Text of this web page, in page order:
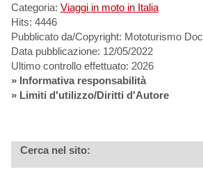
Categoria: Viaggi in moto in Italia
Hits: 4446
Pubblicato da/Copyright: Mototurismo Doc
Data pubblicazione: 12/05/2022
Ultimo controllo effettuato: 2026
» Informativa responsabilità
» Limiti d'utilizzo/Diritti d'Autore
Cerca nel sito: